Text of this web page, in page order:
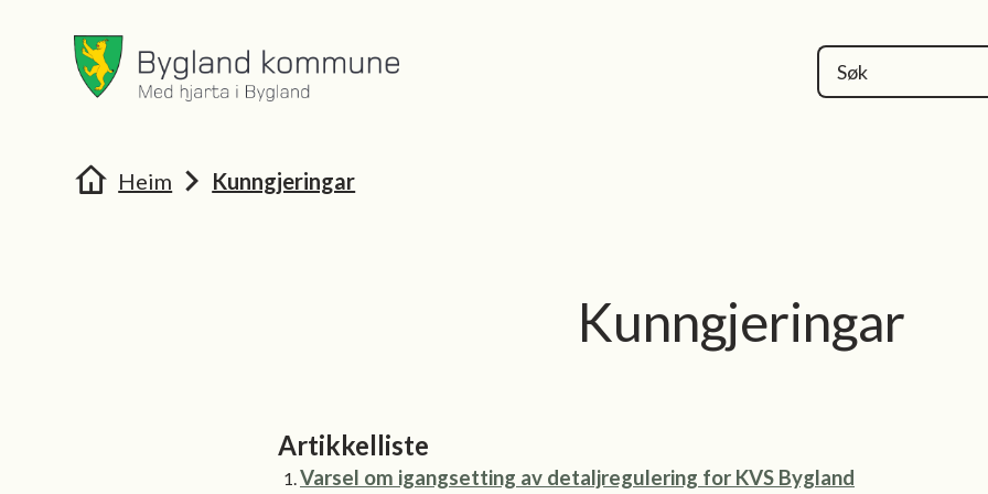
Bygland kommune
Du er her:Heim Kunngjeringar
Kunngjeringar
Artikkelliste
Varsel om igangsetting av detaljregulering for KVS Bygland